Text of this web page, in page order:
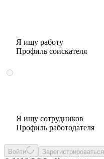
Я ищу работу
Профиль соискателя
Я ищу сотрудников
Профиль работодателя
Войти Зарегистрироваться